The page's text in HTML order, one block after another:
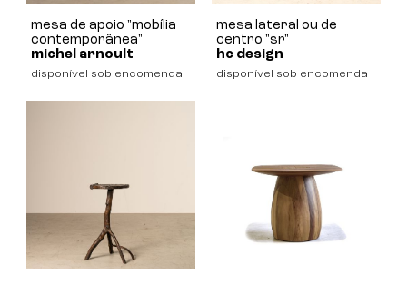
mesa de apoio "mobília
contemporânea"
michel arnoult
disponível sob encomenda
mesa lateral ou de
centro "sr"
hc design
disponível sob encomenda